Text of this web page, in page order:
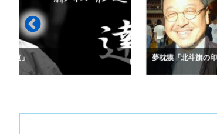
夢枕獏「北斗旗の印象と格